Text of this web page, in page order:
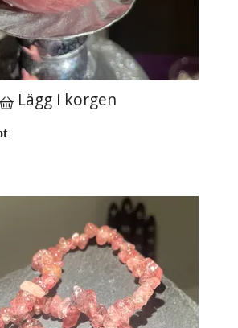
Lägg i korgen